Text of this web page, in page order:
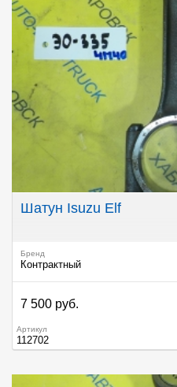
Шатун Isuzu Elf
Бренд
Контрактный
7 500 руб.
Артикул
112702